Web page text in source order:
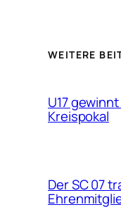
WEITERE
U17 gewinnt
Kreispokal
Der SC 07